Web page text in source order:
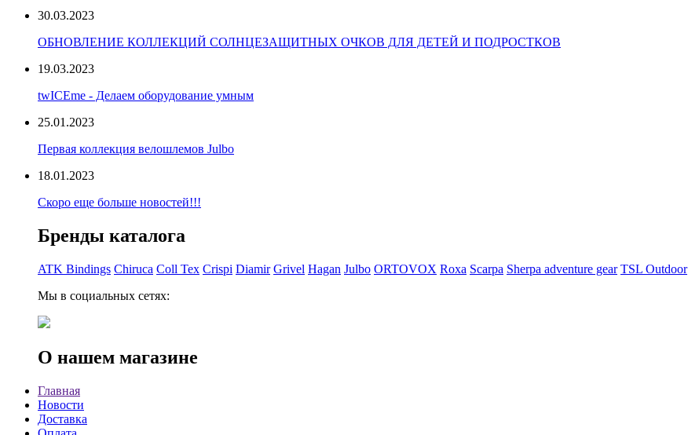
30.03.2023
ОБНОВЛЕНИЕ КОЛЛЕКЦИЙ СОЛНЦЕЗАЩИТНЫХ ОЧКОВ ДЛЯ ДЕТЕЙ И ПОДРОСТКОВ
19.03.2023
twICEme - Делаем оборудование умным
25.01.2023
Первая коллекция велошлемов Julbo
18.01.2023
Скоро еще больше новостей!!!
Бренды каталога
ATK Bindings Chiruca Coll Tex Crispi Diamir Grivel Hagan Julbo ORTOVOX Roxa Scarpa Sherpa adventure gear TSL Outdoor
Мы в социальных сетях:
О нашем магазине
Главная
Новости
Доставка